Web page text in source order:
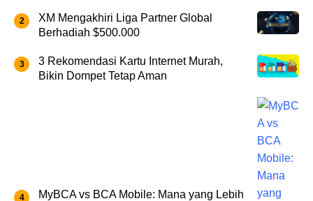
XM Mengakhiri Liga Partner Global
Berhadiah $500.000
3 Rekomendasi Kartu Internet Murah,
Bikin Dompet Tetap Aman
MyBCA vs BCA Mobile: Mana yang Lebih